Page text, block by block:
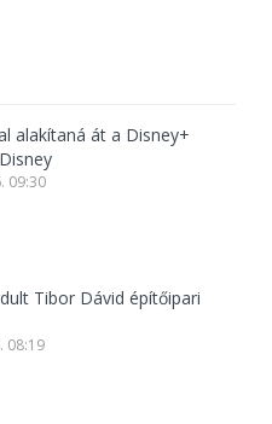
alakítaná át a Disney+
09:30
Tibor Dávid építőipari
08:19